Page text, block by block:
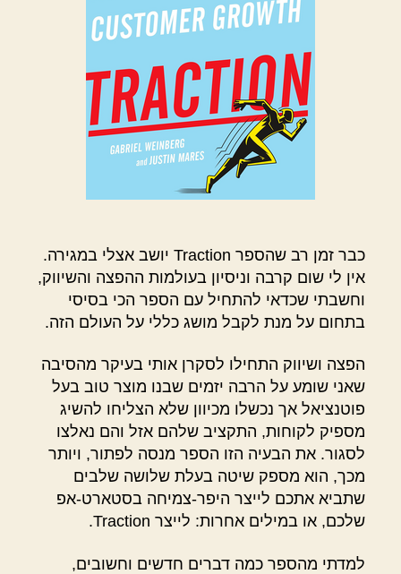
כבר זמן רב שהספר Traction יושב אצלי במגירה.
אין לי שום קרבה וניסיון בעולמות ההפצה והשיווק,
וחשבתי שכדאי להתחיל עם הספר הכי בסיסי
בתחום על מנת לקבל מושג כללי על העולם הזה.
הפצה ושיווק התחילו לסקרן אותי בעיקר מהסיבה
שאני שומע על הרבה יזמים שבנו מוצר טוב בעל
פוטנציאל אך נכשלו מכיוון שלא הצליחו להשיג
מספיק לקוחות, התקציב שלהם אזל והם נאלצו
לסגור. את הבעיה הזו הספר מנסה לפתור, ויותר
מכך, הוא מספק שיטה בעלת שלושה שלבים
שתביא אתכם לייצר היפר-צמיחה בסטארט-אפ
שלכם, או במילים אחרות: לייצר Traction.
למדתי מהספר כמה דברים חדשים וחשובים,